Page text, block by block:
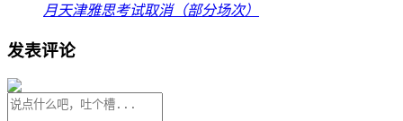
月天津雅思考试取消（部分场次）
发表评论